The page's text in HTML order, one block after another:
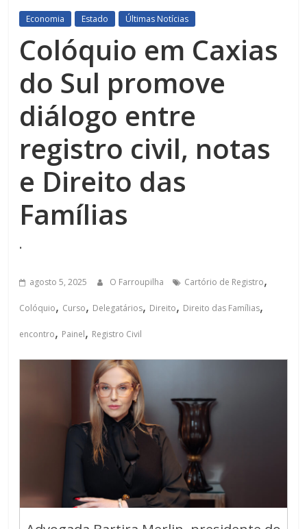
Economia Estado Últimas Notícias
Colóquio em Caxias
do Sul promove
diálogo entre
registro civil, notas
e Direito das
Famílias
.
agosto 5, 2025 O Farroupilha Cartório de Registro,
Colóquio, Curso, Delegatários, Direito, Direito das Famílias,
encontro, Painel, Registro Civil